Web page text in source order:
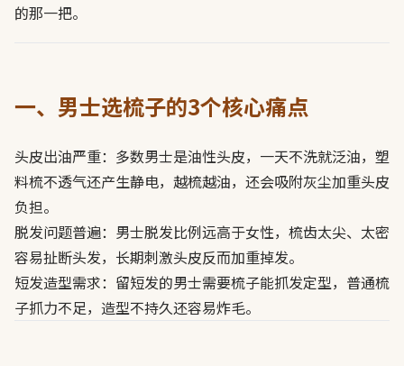
的那一把。
一、男士选梳子的3个核心痛点
头皮出油严重：多数男士是油性头皮，一天不洗就泛油，塑
料梳不透气还产生静电，越梳越油，还会吸附灰尘加重头皮
负担。
脱发问题普遍：男士脱发比例远高于女性，梳齿太尖、太密
容易扯断头发，长期刺激头皮反而加重掉发。
短发造型需求：留短发的男士需要梳子能抓发定型，普通梳
子抓力不足，造型不持久还容易炸毛。